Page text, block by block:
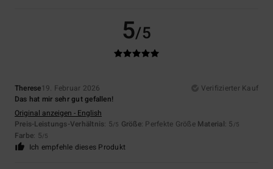
5/5
Therese19. Februar 2026
Verifizierter Kauf
Das hat mir sehr gut gefallen!
Original anzeigen - English
Preis-Leistungs-Verhältnis: 5/5 Größe: Perfekte Größe Material: 5 /5
Farbe: 5/5
Ich empfehle dieses Produkt